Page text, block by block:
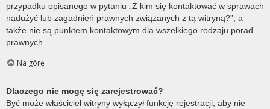
przypadku opisanego w pytaniu „Z kim się kontaktować w sprawach
nadużyć lub zagadnień prawnych związanych z tą witryną?”, a
także nie są punktem kontaktowym dla wszelkiego rodzaju porad
prawnych.
Na górę
Dlaczego nie mogę się zarejestrować?
Być może właściciel witryny wyłączył funkcję rejestracji, aby nie